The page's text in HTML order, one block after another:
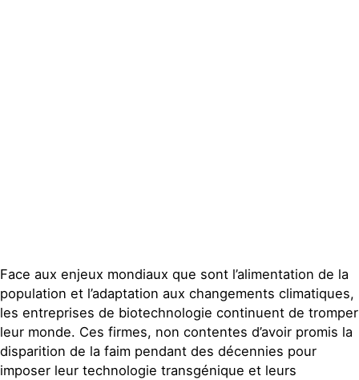
Face aux enjeux mondiaux que sont l’alimentation de la
population et l’adaptation aux changements climatiques,
les entreprises de biotechnologie continuent de tromper
leur monde. Ces firmes, non contentes d’avoir promis la
disparition de la faim pendant des décennies pour
imposer leur technologie transgénique et leurs